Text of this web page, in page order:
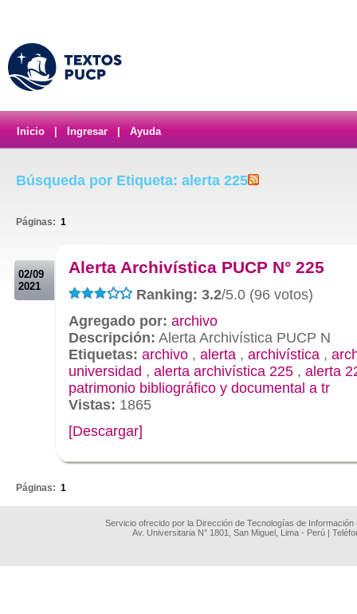
Inicio Ingresar Ayuda
Búsqueda por Etiqueta: alerta 225
Páginas: 1
02/09
2021
Alerta Archivística PUCP N° 225
Ranking: 3.2/5.0 (96 votos)
Agregado por: archivo
Descripción: Alerta Archivística PUCP N
Etiquetas: archivo , alerta , archivística ,
universidad , alerta archivística 225 , alerta
patrimonio bibliográfico y documental a tr
Vistas: 1865
[Descargar]
Páginas: 1
Servicio ofrecido por la Dirección de Tecnologías de
Av. Universitaria N° 1801, San Miguel, Lima - Perú |